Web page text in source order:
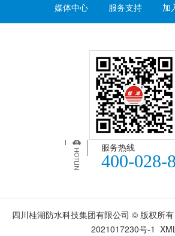
媒体中心
服务支持 加
服务热线
400-028-
四川桂湖防水科技集团有限公司 © 版权所有
2021017230号-1